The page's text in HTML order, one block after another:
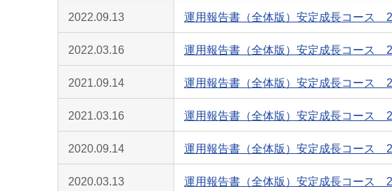
2022.09.13 運用報告書（全体版）安定成長コース
2022.03.16 運用報告書（全体版）安定成長コース
2021.09.14 運用報告書（全体版）安定成長コース
2021.03.16 運用報告書（全体版）安定成長コース
2020.09.14 運用報告書（全体版）安定成長コース
2020.03.13 運用報告書（全体版）安定成長コース